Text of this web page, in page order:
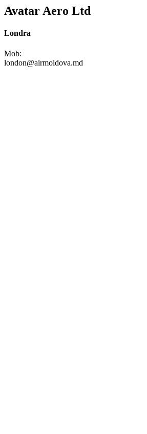
Avatar Aero Ltd
Londra
Mob:
london@airmoldova.md